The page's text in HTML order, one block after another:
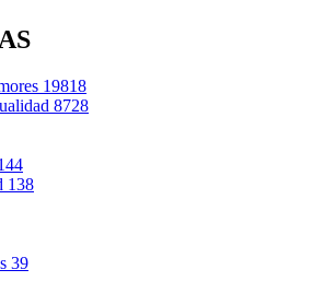
19818
8728
138
39